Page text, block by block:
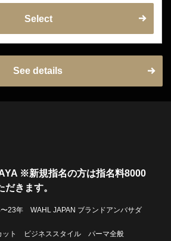
Select
See details
※新規指名の方は指名料8000
だきます。
23年 WAHL JAPAN ブランドアンバサダ
ット ビジネススタイル パーマ全般